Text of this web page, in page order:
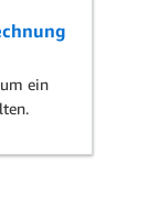
ein